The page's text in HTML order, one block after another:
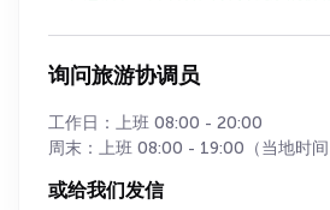
询问旅游协调员
工作日：上班 08:00 - 20:00
周末：上班 08:00 - 19:00（当地时间
或给我们发信